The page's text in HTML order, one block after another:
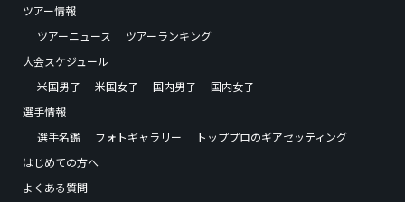
ツアー情報
ツアーニュース
ツアーランキング
大会スケジュール
米国男子
米国女子 国内男子
国内女子
選手情報
選手名鑑
フォトギャラリー
トッププロのギアセッティング
はじめての方へ
よくある質問